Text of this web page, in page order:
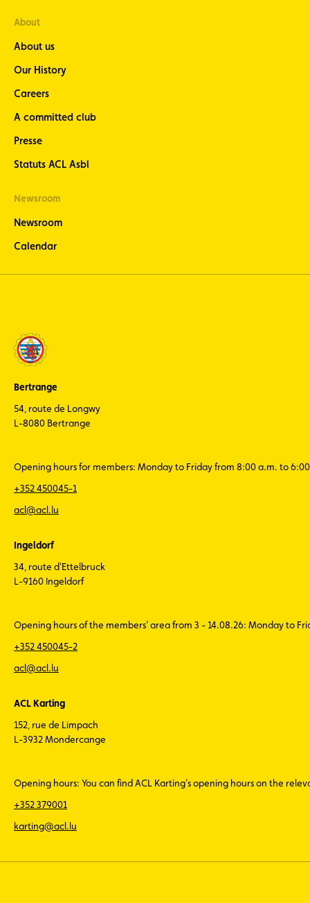
About
About us
Our History
Careers
A committed club
Presse
Statuts ACL Asbl
Newsroom
Newsroom
Calendar
Bertrange
54, route de Longwy
L-8080 Bertrange
Opening hours for members: Monday to Friday from 8:00 a.m. to
+352 450045-1
acl@acl.lu
Ingeldorf
34, route d'Ettelbruck
L-9160 Ingeldorf
Opening hours of the members’ area from 3 - 14.08.26: Monday to
+352 450045-2
acl@acl.lu
ACL Karting
152, rue de Limpach
L-3932 Mondercange
Opening hours: You can find ACL Karting’s opening hours on the
+352 379001
karting@acl.lu